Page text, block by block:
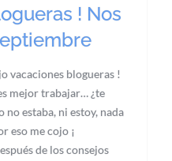
! Nos
vacaciones blogueras !
mejor trabajar… ¿te
no estaba, ni estoy, nada
eso me cojo ¡
de los consejos